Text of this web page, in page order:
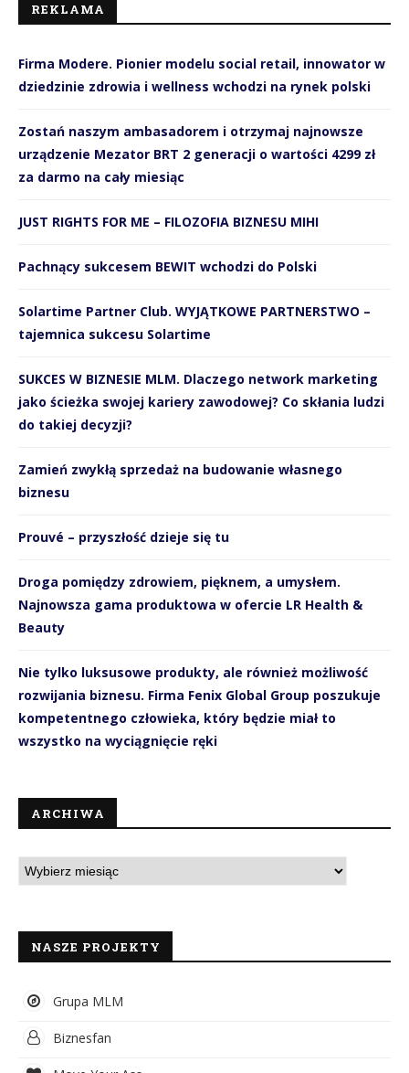
REKLAMA
Firma Modere. Pionier modelu social retail, innowator w
dziedzinie zdrowia i wellness wchodzi na rynek polski
Zostań naszym ambasadorem i otrzymaj najnowsze
urządzenie Mezator BRT 2 generacji o wartości 4299 zł
za darmo na cały miesiąc
JUST RIGHTS FOR ME – FILOZOFIA BIZNESU MIHI
Pachnący sukcesem BEWIT wchodzi do Polski
Solartime Partner Club. WYJĄTKOWE PARTNERSTWO –
tajemnica sukcesu Solartime
SUKCES W BIZNESIE MLM. Dlaczego network marketing
jako ścieżka swojej kariery zawodowej? Co skłania ludzi
do takiej decyzji?
Zamień zwykłą sprzedaż na budowanie własnego
biznesu
Prouvé – przyszłość dzieje się tu
Droga pomiędzy zdrowiem, pięknem, a umysłem.
Najnowsza gama produktowa w ofercie LR Health &
Beauty
Nie tylko luksusowe produkty, ale również możliwość
rozwijania biznesu. Firma Fenix Global Group poszukuje
kompetentnego człowieka, który będzie miał to
wszystko na wyciągnięcie ręki
ARCHIWA
NASZE PROJEKTY
Grupa MLM
Biznesfan